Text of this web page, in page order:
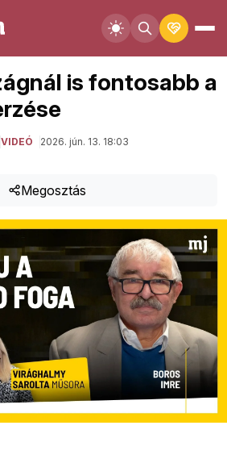
is fontosabb a
VIDEÓ
2026. jún. 13. 18:03
Megosztás